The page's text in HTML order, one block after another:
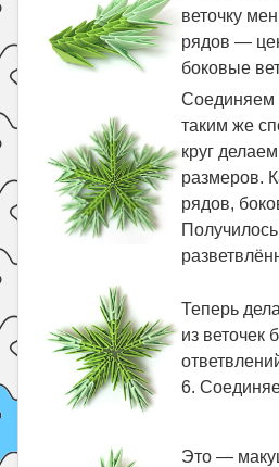
веточку
рядов —
боковые
Соединяем
таким же
круг
размеров.
рядов,
Получилось
Теперь
из веточек
6.
Это —